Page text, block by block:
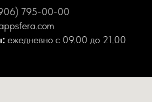
795-00-00
ежедневно с 09.00 до 21.00